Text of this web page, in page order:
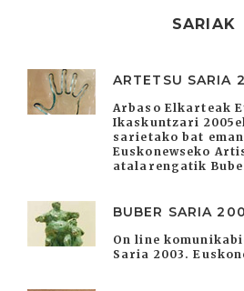
SARIAK
ARTETSU SARIA
Arbaso Elkarteak
Ikaskuntzari
sarietako bat
Euskonewseko
atalarengatik
BUBER SARIA
On line
Saria 2003.